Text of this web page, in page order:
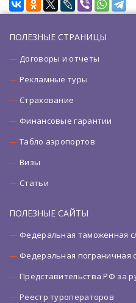
ПОЛЕЗНЫЕ СТРАНИЦЫ
Договоры и отчеты
Рекламные туры
Страхование
Финансовые гарантии
Табло аэропортов
Визы
Статьи
ПОЛЕЗНЫЕ САЙТЫ
Федеральная таможенная
Федеральная пограничная
Представительства РФ за
Реестр туроператоров